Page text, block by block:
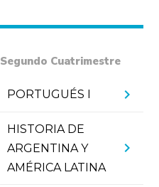
Segundo Cuatrimestre
PORTUGUÉS I chevron_right
HISTORIA DE
ARGENTINA Y
AMÉRICA LATINA
chevron_right